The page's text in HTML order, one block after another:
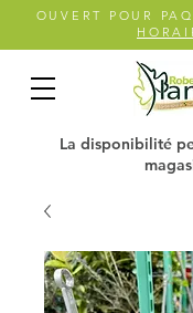
OUVERT POUR
La disponibilité